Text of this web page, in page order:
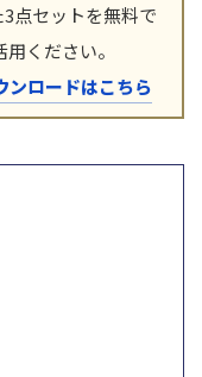
点セットを無料で
ください。
ンロードはこちら